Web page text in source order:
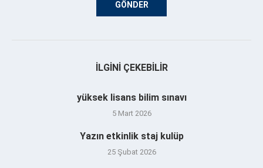
İLGINI ÇEKEBILIR
yüksek lisans bilim sınavı
5 Mart 2026
Yazın etkinlik staj kulüp
25 Şubat 2026